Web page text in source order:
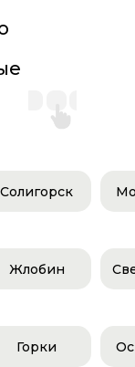
Солигорск
Жлобин
Горки